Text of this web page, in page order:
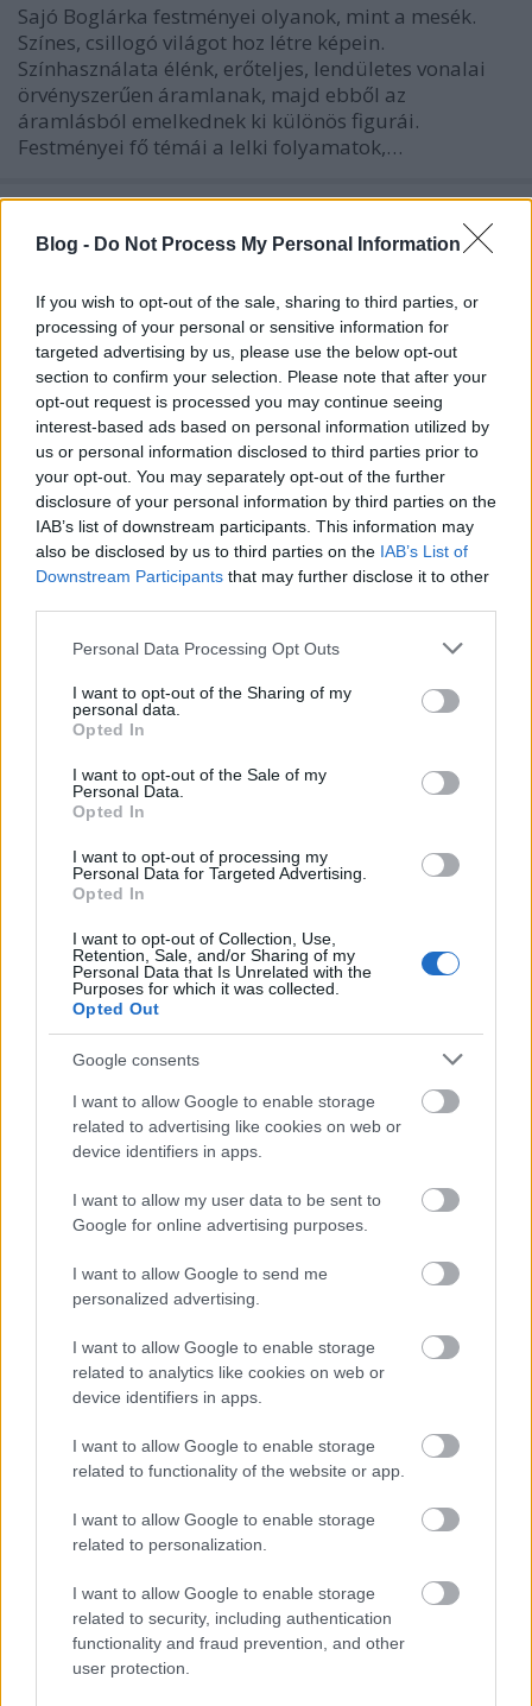
Blog - Do Not Process My Personal Information
If you wish to opt-out of the sale, sharing to third parties, or
processing of your personal or sensitive information for
targeted advertising by us, please use the below opt-out
section to confirm your selection. Please note that after your
opt-out request is processed you may continue seeing
interest-based ads based on personal information utilized by
us or personal information disclosed to third parties prior to
your opt-out. You may separately opt-out of the further
disclosure of your personal information by third parties on the
IAB’s list of downstream participants. This information may
also be disclosed by us to third parties on the IAB’s List of
Downstream Participants that may further disclose it to other
Please note that this website/app uses one or more Google
not limited to your visit or usage behaviour. You may click to
grant or deny consent to Google and its third-party tags to
use your data for below specified purposes in below Google
consent section.
Personal Data Processing Opt Outs
I want to opt-out of the Sharing of my
personal data.
Opted In
I want to opt-out of the Sale of my
Personal Data.
Opted In
I want to opt-out of processing my
Personal Data for Targeted Advertising.
Opted In
I want to opt-out of Collection, Use,
Retention, Sale, and/or Sharing of my
Personal Data that Is Unrelated with the
Purposes for which it was collected.
Opted Out
Google consents
I want to allow Google to enable storage
related to advertising like cookies on web or
device identifiers in apps.
I want to allow my user data to be sent to
Google for online advertising purposes.
I want to allow Google to send me
personalized advertising.
I want to allow Google to enable storage
related to analytics like cookies on web or
device identifiers in apps.
I want to allow Google to enable storage
related to functionality of the website or app.
I want to allow Google to enable storage
related to personalization.
I want to allow Google to enable storage
related to security, including authentication
functionality and fraud prevention, and other
user protection.
Sajó Boglárka festményei olyanok, mint a mesék.
Színes, csillogó világot hoz létre képein.
Színhasználata élénk, erőteljes, lendületes vonalai
örvényszerűen áramlanak, majd ebből az
áramlásból emelkednek ki különös figurái.
Festményei fő témái a lelki folyamatok,…
Art brut alkotók - Adolf Wölfli
Budapest Art Brut Galéria•2012. február 15.
Adolf Wölfli (1864-1930) a legjelentősebbnek tartott
art brut művész, akinek életéről 1921-ben Walter
Morgenthaler írt könyvet „Egy mentális beteg, mint
művész” címmel. Wölflit gyermekkorában mind
fizikailag, mind szexuálisan bántalmazták, így
amikor 1985-ben bekerült…
Inga Moijson különös világa
Budapest Art Brut Galéria •2011. október 31.
Inga Moijson Belgiumban élő outsider művész.
kifejezésére szolgál. Művészetével lehetőséget ad a
nézőnek, hogy betekintsen ebbe a számára szent
világba. Ennek a világnak természetesen vannak
érintkezési pontjai a…
A valóság képei a Budapest Art Brut
PsychArt24 művészeti maratonon
készült képekből
Budapest Art Brut Galéria•2011. október 30.
A Budapest Art Brut Galériában 2011. október 25-
én, a PsychArt24 művészeti maratonon készült
alkotásokból nyílt kiállítás. A nemzetközi szinten is
egyedülálló kezdeményezés során 157 alkotó 257
képet készített a rendezvény 24 órája alatt. A
kiállításon bemutatásra…
PsychArt24 24 órás művészeti
maraton
Budapest Art Brut Galéria•2011. október 18.
2011. szeptember 30-án déltől október 1-én
délig, 24 órán át lehetett festeni, rajzolni a Moravcsik
Alapítvány és a Budapest Art Brut Galéria által
elnevezésű rendezvényen. Az esemény célja felhívni a
figyelmet a…
2x2 fórumot az európai outsider
művészetért
Budapest Art Brut Galéria•2011. október 10.
A Kunsthaus Kannen 20 éve működik a németországi